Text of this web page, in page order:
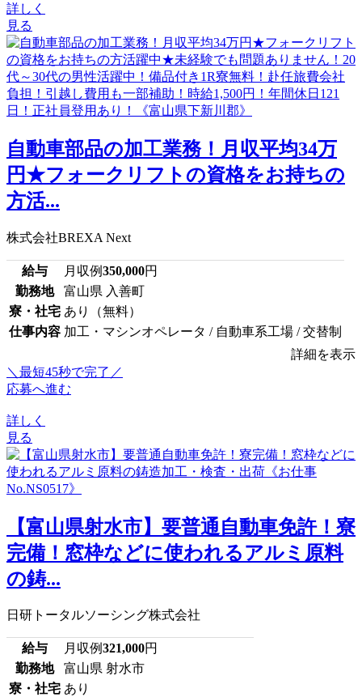
詳しく
見る
自動車部品の加工業務！月収平均34万
円★フォークリフトの資格をお持ちの
方活...
株式会社BREXA Next
給与 月収例350,000円
勤務地
富山県 入善町
寮・社宅 あり（無料）
仕事内容 加工・マシンオペレータ / 自動車系工場 / 交替制
詳細を表示
＼最短45秒で完了／
応募へ進む
詳しく
見る
【富山県射水市】要普通自動車免許！寮
完備！窓枠などに使われるアルミ原料
の鋳...
日研トータルソーシング株式会社
給与 月収例321,000円
勤務地
富山県 射水市
寮・社宅 あり